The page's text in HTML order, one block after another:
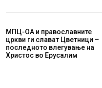
МПЦ-ОА и православните
цркви ги слават Цветници –
последното влегување на
Христос во Ерусалим